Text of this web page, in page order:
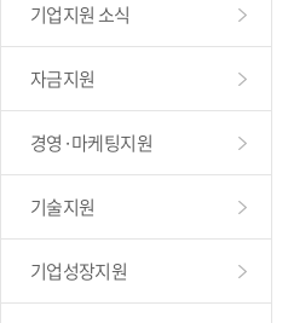
기업지원 소식
자금지원
경영·마케팅지원
기술지원
기업성장지원